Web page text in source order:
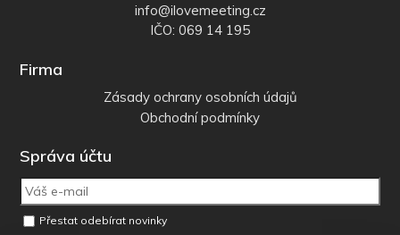
info@ilovemeeting.cz
IČO: 069 14 195
Firma
Zásady ochrany osobních údajů
Obchodní podmínky
Správa účtu
Přestat odebírat novinky